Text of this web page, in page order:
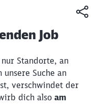
Job
Standorte, an
unsere Suche an
verschwindet der
dich also am